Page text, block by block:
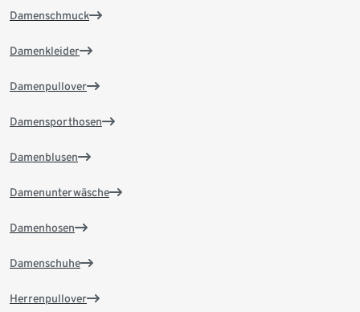
Damenschmuck
Damenkleider
Damenpullover
Damensporthosen
Damenblusen
Damenunterwäsche
Damenhosen
Damenschuhe
Herrenpullover